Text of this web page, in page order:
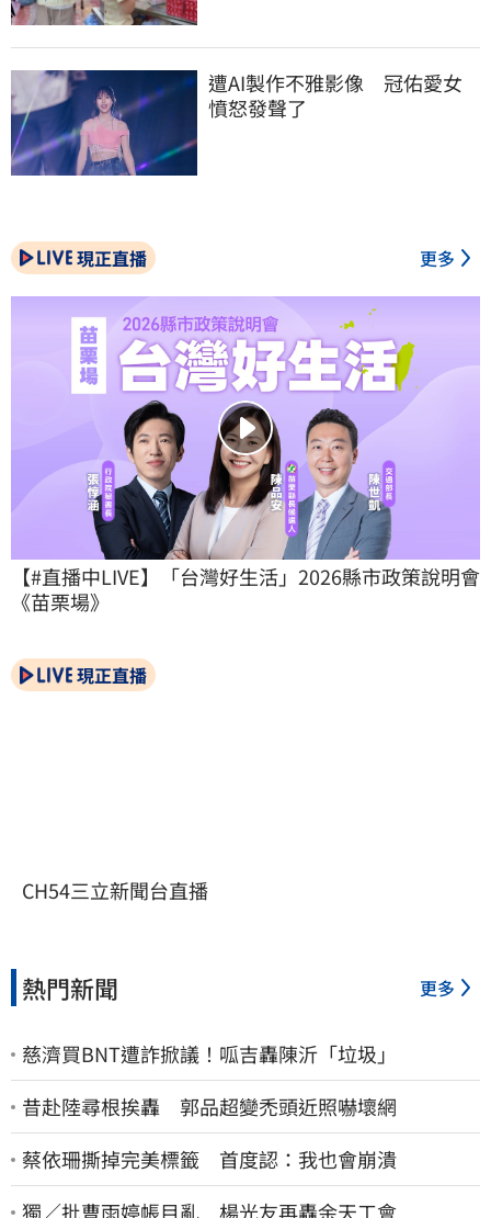
遭AI製作不雅影像　冠佑愛女
憤怒發聲了
現正直播 更多
【#直播中LIVE】「台灣好生活」2026縣市政策說明會
《苗栗場》
現正直播
CH54三立新聞台直播
熱門新聞 更多
慈濟買BNT遭詐掀議！呱吉轟陳沂「垃圾」
昔赴陸尋根挨轟 郭品超變禿頭近照嚇壞網
蔡依珊撕掉完美標籤 首度認：我也會崩潰
獨／批曹雨婷帳目亂 楊光友再轟余天工會